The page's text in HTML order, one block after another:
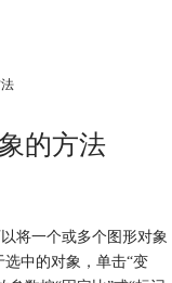
的方法
将一个或多个图形对象
中的对象，单击“变